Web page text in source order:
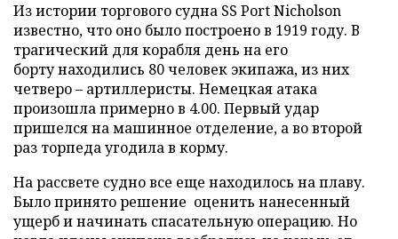
Из истории торгового судна SS Port Nicholson
известно, что оно было построено в 1919 году. В
трагический для корабля день на его
борту находились 80 человек экипажа, из них
четверо – артиллеристы. Немецкая атака
произошла примерно в 4.00. Первый удар
пришелся на машинное отделение, а во второй
раз торпеда угодила в корму.
На рассвете судно все еще находилось на плаву.
Было принято решение оценить нанесенный
ущерб и начинать спасательную операцию. Но